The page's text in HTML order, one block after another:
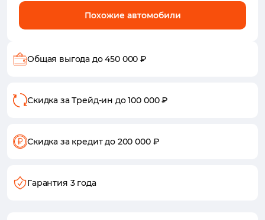
Похожие автомобили
Общая выгода до 450 000 ₽
Скидка за Трейд-ин до 100 000 ₽
Скидка за кредитдо 200 000 ₽
Гарантия 3 года